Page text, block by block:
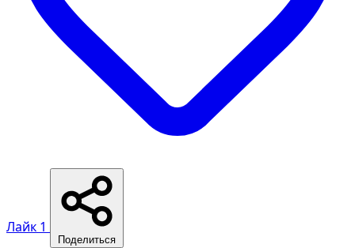
Лайк 1
Поделиться